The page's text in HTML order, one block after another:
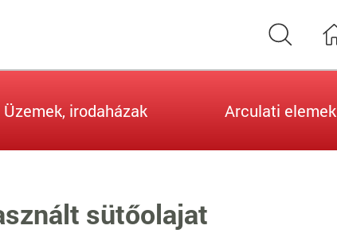
Üzemek, irodaházak Arculati elemek
sütőolajat